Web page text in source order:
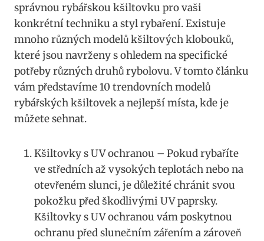
správnou rybářskou kšiltovku pro vaši
konkrétní techniku a styl rybaření. Existuje
⁣mnoho různých modelů kšiltových klobouků,‌
které jsou navrženy s⁤ ohledem na specifické
potřeby různých druhů rybolovu. V tomto článku
vám ‍představíme ​10 trendovních modelů
rybářských kšiltovek a nejlepší místa, kde je
můžete sehnat.
Kšiltovky s UV ochranou​ – Pokud ‍rybaříte
ve středních až vysokých teplotách nebo na
otevřeném slunci, je důležité chránit svou
pokožku před škodlivými⁤ UV paprsky.
Kšiltovky s ​UV ochranou vám poskytnou
ochranu před slunečním zářením​ a zároveň